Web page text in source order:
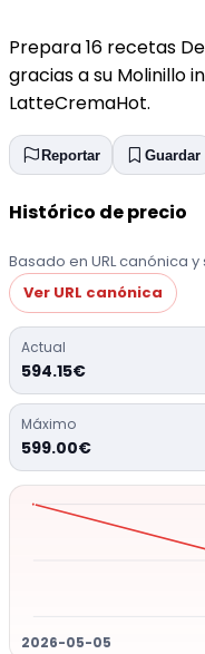
Prepara 16 recetas
gracias a su Molinillo
LatteCremaHot.
Reportar Guardar
Histórico de precio
Basado en URL canónica
Ver URL canónica
Actual
594.15€
Máximo
599.00€
2026-05-05